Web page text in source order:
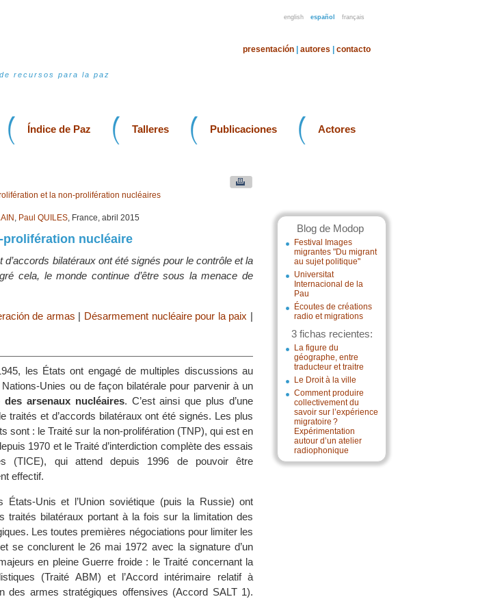
english español français
recursos para la paz
presentación autores contacto
Índice de Paz Talleres Publicaciones Actores
Blog de Modop
Festival Images
migrantes "Du migrant
au sujet politique"
Universitat
Internacional de la
Pau
Écoutes de créations
radio et migrations
3 fichas recientes:
La figure du
géographe, entre
traducteur et traitre
Le Droit à la ville
Comment produire
collectivement du
savoir sur l’expérience
migratoire ?
Expérimentation
autour d’un atelier
radiophonique
et la non-prolifération nucléaires
, Paul QUILES, France, abril 2015
prolifération nucléaire
d’accords bilatéraux ont été signés pour le contrôle et la
cela, le monde continue d’être sous la menace de
de armas | Désarmement nucléaire pour la paix |
les États ont engagé de multiples discussions au
Unies ou de façon bilatérale pour parvenir à un
des arsenaux nucléaires. C’est ainsi que plus d’une
traités et d’accords bilatéraux ont été signés. Les plus
sont : le Traité sur la non-prolifération (TNP), qui est en
1970 et le Traité d’interdiction complète des essais
(TICE), qui attend depuis 1996 de pouvoir être
effectif.
États-Unis et l’Union soviétique (puis la Russie) ont
traités bilatéraux portant à la fois sur la limitation des
Les toutes premières négociations pour limiter les
se conclurent le 26 mai 1972 avec la signature d’un
en pleine Guerre froide : le Traité concernant la
(Traité ABM) et l’Accord intérimaire relatif à
des armes stratégiques offensives (Accord SALT 1).